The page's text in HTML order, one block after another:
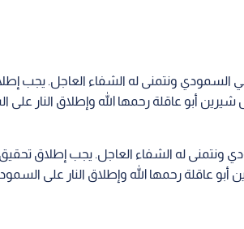
السمودي ونتمنى له الشفاء العاجل. يجب
أبو عاقلة رحمها الله وإطلاق النار
ونتمنى له الشفاء العاجل. يجب إطلاق
عاقلة رحمها الله وإطلاق النار على